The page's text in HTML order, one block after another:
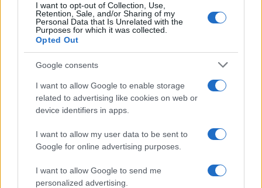
I want to opt-out of Collection, Use,
Retention, Sale, and/or Sharing of my
Personal Data that Is Unrelated with the
Purposes for which it was collected.
Opted Out
Google consents
I want to allow Google to enable storage
related to advertising like cookies on web or
device identifiers in apps.
I want to allow my user data to be sent to
Google for online advertising purposes.
I want to allow Google to send me
personalized advertising.
Seguici su Google News